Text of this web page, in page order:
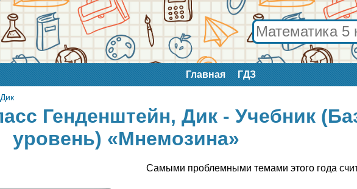
Главная ГДЗ
Генденштейн, Дик - Учебник
уровень) «Мнемозина»
Самыми проблемными темами этого года